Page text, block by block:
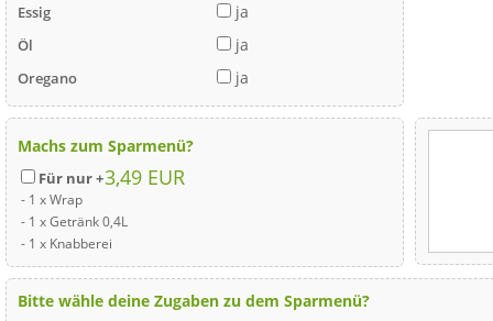
Essig ja
Öl ja
Oregano ja
Machs zum Sparmenü?
Für nur +3,49 EUR
- 1 x Wrap
- 1 x Getränk 0,4L
- 1 x Knabberei
Bitte wähle deine Zugaben zu dem Sparmenü?